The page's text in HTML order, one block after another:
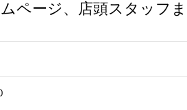
ページ、店頭スタッフ